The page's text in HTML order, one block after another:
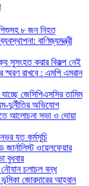
শিশুসহ ৮ জন নিহত
বাণিজ্যমন্ত্রী
সুসংহত করার বিকল্প নেই
রাখবে : এমপি এমরান
জেসিপিএসসির তামিম
দুর্নীতির অভিযোগ
আলোচনা সভা ও দোয়া
যত কর্মসূচি
ওয়েলফেয়ার
বুধবার
নৌযান চলাচল বন্ধ
জোরদারের আহ্বান